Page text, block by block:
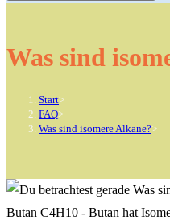
Was sind
Start>
FAQ>
Was sind isomere Alkane?>
Butan C4H10 - Butan hat